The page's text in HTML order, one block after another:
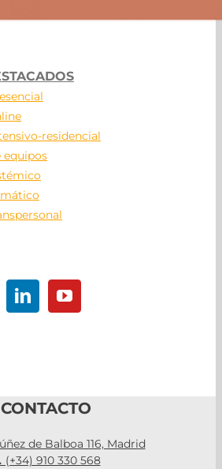
residencial
equipos
CONTACTO
de Balboa 116, Madrid
(+34) 910 330 568